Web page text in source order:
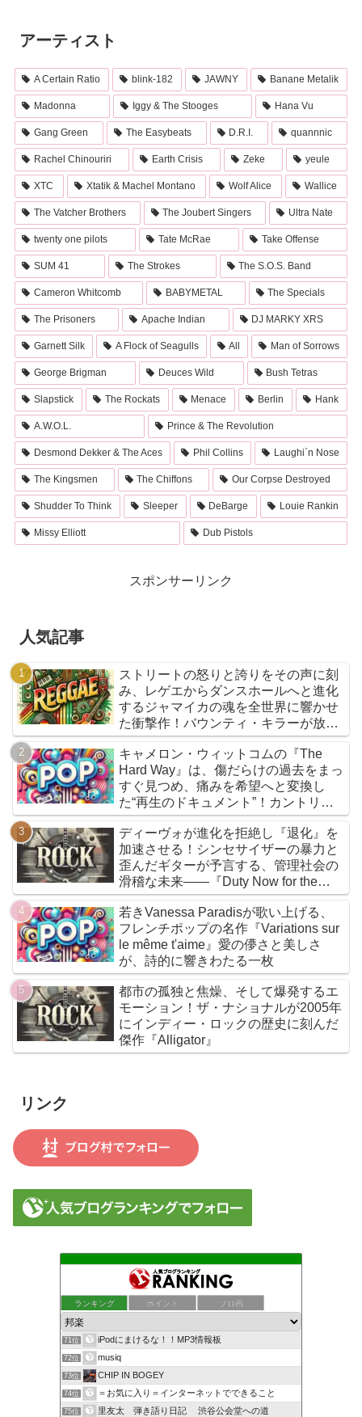
アーティスト
A Certain Ratio blink-182 JAWNY Banane Metalik
Madonna Iggy & The Stooges Hana Vu
Gang Green The Easybeats D.R.I. quannnic
Rachel Chinouriri Earth Crisis Zeke yeule
XTC Xtatik & Machel Montano Wolf Alice Wallice
The Vatcher Brothers The Joubert Singers Ultra Nate
twenty one pilots Tate McRae Take Offense
SUM 41 The Strokes The S.O.S. Band
Cameron Whitcomb BABYMETAL The Specials
The Prisoners Apache Indian DJ MARKY XRS
Garnett Silk A Flock of Seagulls All Man of Sorrows
George Brigman Deuces Wild Bush Tetras
Slapstick The Rockats Menace Berlin Hank
A.W.O.L. Prince & The Revolution
Desmond Dekker & The Aces Phil Collins Laughi`n Nose
The Kingsmen The Chiffons Our Corpse Destroyed
Shudder To Think Sleeper DeBarge Louie Rankin
Missy Elliott Dub Pistols
スポンサーリンク
人気記事
ストリートの怒りと誇りをその声に刻
み、レゲエからダンスホールへと進化
するジャマイカの魂を全世界に響かせ
た衝撃作！バウンティ・キラーが放つ
『Bounty Killer』は、貧者の代弁者と
しての信念と、爆音でしか語れないリ
アルな真実を詰め込んだ決定的アルバ
ムだ
キャメロン・ウィットコムの『The
Hard Way』は、傷だらけの過去をまっ
すぐ見つめ、痛みを希望へと変換し
た“再生のドキュメント”！カントリー
とフォークを軸に、荒削りな衝動と繊
細な感情が交差するサウンドは、人生
の遠回りさえも価値ある物語へと昇華
していく
ディーヴォが進化を拒絶し『退化』を
加速させる！シンセサイザーの暴力と
歪んだギターが予言する、管理社会の
滑稽な未来――『Duty Now for the
Future』こそがニューウェイヴの真実
である
若きVanessa Paradisが歌い上げる、
フレンチポップの名作『Variations sur
le même t'aime』愛の儚さと美しさ
が、詩的に響きわたる一枚
都市の孤独と焦燥、そして爆発するエ
モーション！ザ・ナショナルが2005年
にインディー・ロックの歴史に刻んだ
傑作『Alligator』
リンク
ランキング ポイント ブロ画
71位 iPodにまけるな！！MP3情報板
72位 musiq
73位 CHIP IN BOGEY
74位 ＝お気に入り＝インターネットでできること
75位 里友太 弾き語り日記 渋谷公会堂への道